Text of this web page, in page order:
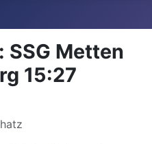
Metten
15:27